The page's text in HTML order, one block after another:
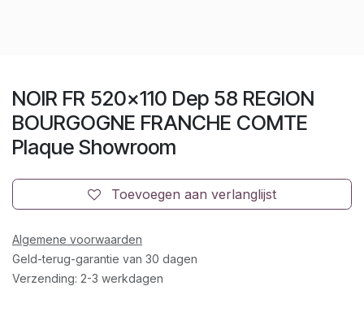
NOIR FR 520x110 Dep 58 REGION
BOURGOGNE FRANCHE COMTE
Plaque Showroom
Toevoegen aan verlanglijst
Algemene voorwaarden
Geld-terug-garantie van 30 dagen
Verzending: 2-3 werkdagen